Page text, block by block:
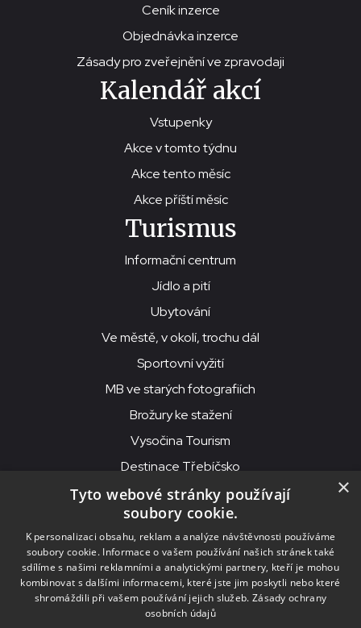
Ceník inzerce
Objednávka inzerce
Zásady pro zveřejnění ve zpravodaji
Kalendář akcí
Vstupenky
Akce v tomto týdnu
Akce tento měsíc
Akce příští měsíc
Turismus
Informační centrum
Jídlo a pití
Ubytování
Ve městě, v okolí, trochu dál
Sportovní vyžití
MB ve starých fotografiích
Brožury ke stažení
Vysočina Tourism
Destinace Třebíčsko
© 2026MKS Beseda Mor. Budějovice
MKS Beseda, příspěvková organizace, Purcnerova 62, 676 02
Moravské Budějovice
IČO: 00091758, DIČ: CZ00091758, ID datové schránky: chjn2kd
×
Tyto webové stránky používají
soubory cookie.
K personalizaci obsahu, reklam a analýze návštěvnosti používáme
soubory cookie. Informace o vašem používání našich stránek také
sdílíme s našimi reklamními a analytickými partnery, kteří je mohou
kombinovat s dalšími informacemi, které jste jim poskytli nebo které
shromáždili při vašem používání jejich služeb. Zásady ochrany
osobních údajů